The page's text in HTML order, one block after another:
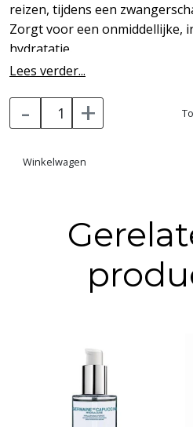
reizen, tijdens een
Zorgt voor een onmiddellijke,
hydratatie.
vochtinbrengend zijn en de
hydratatie.
weersomstandigheden.
Lees verder...
- +
Winkelwagen